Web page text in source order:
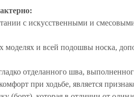
с искусственными и
моделях и всей подошвы носка,
отделанного шва,
при ходьбе, является